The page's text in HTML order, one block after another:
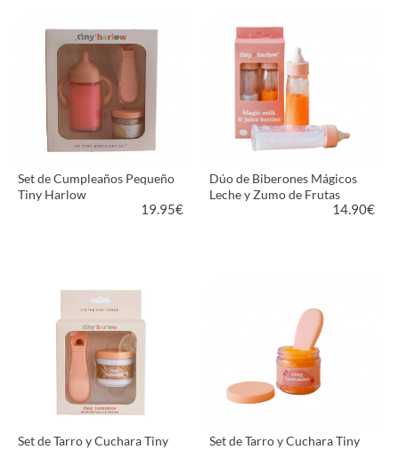
Set de Cumpleaños Pequeño
Tiny Harlow
19.95€
Dúo de Biberones Mágicos
Leche y Zumo de Frutas
14.90€
Set de Tarro y Cuchara Tiny
Set de Tarro y Cuchara Tiny